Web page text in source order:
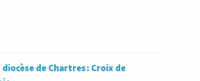
de Chartres : Croix de